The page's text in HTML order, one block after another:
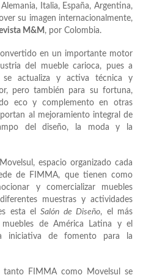
Italia, España, Argentina,
su imagen internacionalmente,
M&M , por Colombia.
en un importante motor
del mueble carioca, pues a
actualiza y activa técnica y
pero también para su fortuna,
eco y complemento en otras
al mejoramiento integral de
del diseño, la moda y la
espacio organizado cada
de FIMMA, que tienen como
y comercializar muebles
muestras y actividades
esta elSalón de Diseño, el más
de América Latina y el
iniciativa de fomento para la
tanto FIMMA como Movelsul se